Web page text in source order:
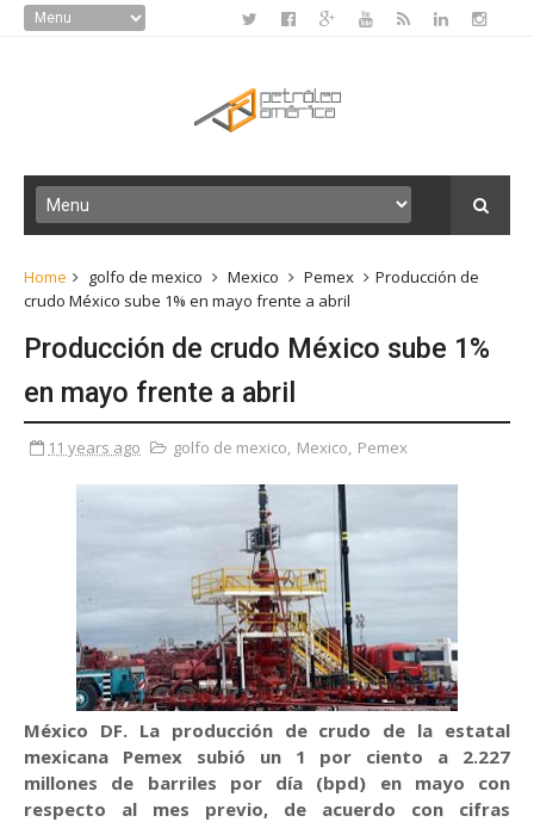
Home golfo de mexico Mexico Pemex
Producción de
crudo México sube 1% en mayo frente a abril
Producción de crudo México sube 1%
en mayo frente a abril
11 years ago golfo de mexico, Mexico, Pemex
México DF. La producción de crudo de la estatal
mexicana Pemex subió un 1 por ciento a 2.227
millones de barriles por día (bpd) en mayo con
respecto al mes previo, de acuerdo con cifras